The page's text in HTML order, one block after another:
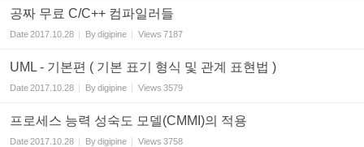
공짜 무료 C/C++ 컴파일러들
Date2017.10.28 Bydigipine Views 7187
UML - 기본편 ( 기본 표기 형식 및 관계 표현법 )
Date2017.10.28 Bydigipine Views 3579
프로세스 능력 성숙도 모델(CMMI)의 적용
Date2017.10.28 Bydigipine Views 3758